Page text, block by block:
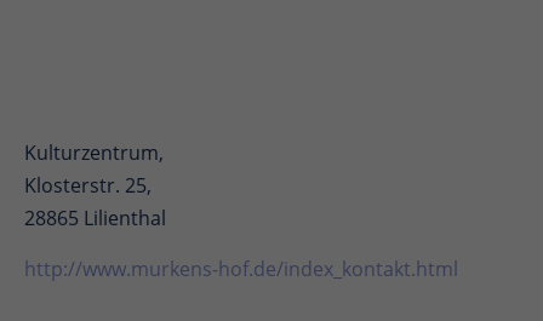
Kulturzentrum,
Klosterstr. 25,
28865 Lilienthal
http://www.murkens-hof.de/index_kontakt.html